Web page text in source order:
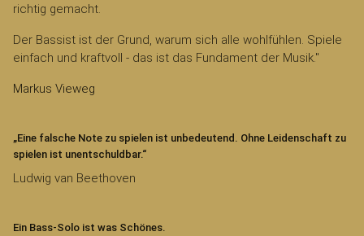
richtig gemacht.
Der Bassist ist der Grund, warum sich alle wohlfühlen. Spiele
einfach und kraftvoll - das ist das Fundament der Musik."
Markus Vieweg
„Eine falsche Note zu spielen ist unbedeutend. Ohne Leidenschaft zu
spielen ist unentschuldbar.“
Ludwig van Beethoven
Ein Bass-Solo ist was Schönes.